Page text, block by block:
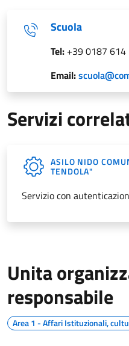
Scuola
Tel: +39 0187 614
Email:
Servizi
ASILO NIDO
TENDOLA"
Servizio con
Unita
responsabile
Area 1 - Affari Istituzionali,